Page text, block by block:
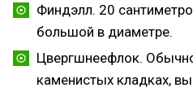
Финдэлл. 20
большой в диаметре.
Цвергшнеефлок.
каменистых кладках,